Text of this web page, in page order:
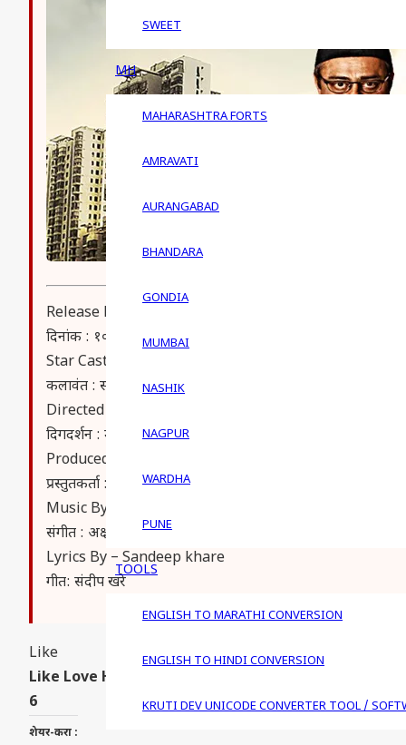
SWEET
MH
MAHARASHTRA FORTS
AMRAVATI
AURANGABAD
BHANDARA
GONDIA
MUMBAI
NASHIK
NAGPUR
WARDHA
PUNE
TOOLS
ENGLISH TO MARATHI CONVERSION
ENGLISH TO HINDI CONVERSION
KRUTI DEV UNICODE CONVERTER TOOL /
Release Date – 10th May 2013
दिनांक : १० मे २ ० १ ३
Star Cast – Sachin Khedekar, Sonali Kulkarni,
कलावंत : सचिन खेडकर, सोनाली कुलकर्णी , मेधा माज्रेकर, प्रिया
Directed By – Mahesh Manjrekar
दिगदर्शन : महेश मांजरेकर
Produced By – Aniruddha Deshpande, Medha
प्रस्तुतकर्ता : अनिरुद्ध देशपांडे , मेधा माजरेकर
Music By – Akshay Hariharan
संगीत : अक्षय हरिहरन
Lyrics By – Sandeep khare
गीत: संदीप खरे
Like
Like Love Haha
6
शेयर-करा :